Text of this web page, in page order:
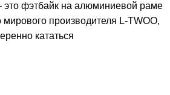
фэтбайк на алюминиевой раме
мирового производителя L-TWOO,
кататься